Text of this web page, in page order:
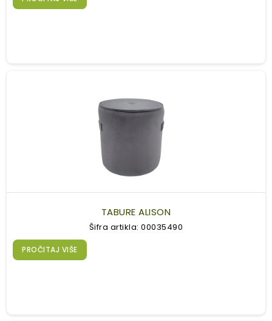
TABURE ALISON
Šifra artikla: 00035490
PROČITAJ VIŠE